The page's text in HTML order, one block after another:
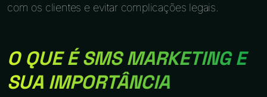
com os clientes e evitar complicações legais.
O QUE É SMS MARKETING E
SUA IMPORTÂNCIA